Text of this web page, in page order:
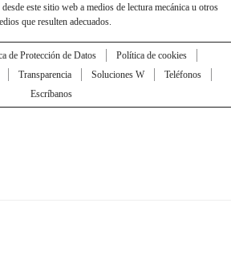
este sitio web a medios de lectura mecánica u otros
que resulten adecuados.
de Protección de Datos
Política de cookies
Transparencia Soluciones W
Teléfonos
Escríbanos